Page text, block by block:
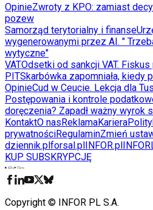
OpinieZwroty z KPO: zamiast
pozew
Samorząd terytorialny i finanse
wygenerowanymi przez AI. "
wytyczne"
VATOdsetki od sankcji VAT.
PITSkarbówka zapomniała, kiedy
OpinieCud w Ceucie. Lekcja dla
Postępowania i kontrole
doręczenia? Zapadł ważny wyrok
KontaktO nasReklamaKariera
prywatnościRegulaminZmień
dziennik.plforsal.plINFOR.pl
KUP SUBSKRYPCJĘ
Copyright © INFOR PL S.A.